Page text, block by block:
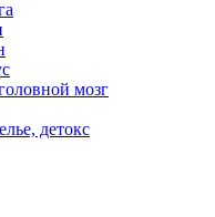
мозг
детокс